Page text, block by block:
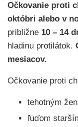
Očkovanie proti
októbri alebo v
približne 10 – 14
hladinu protilátok.
mesiacov.
Očkovanie proti
tehotným
ľuďom